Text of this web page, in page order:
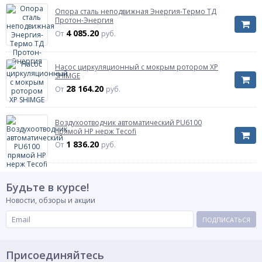
Вид забора воды
Тип конструкции вибрационного насоса по
расположению всасывающего патрубка для
забора жидкости
верхний забор
Мощность
245 ВТ
Номинальный ток
3.7 А
Артикул
Максимальный напор
Максимальный напор
Максимальный напор. Принимается при
околонулевом расходе.
Максимальный расход
Максимальный расход
Максимальный расход. Принимается при
1.6 м3/ч
Опора сталь неподвижная Энергия-Термо ТД
Протон-Энергия
От 4 085.20 руб.
Насос циркуляционный с мокрым ротором XP
SHIMGE
От 28 164.20 руб.
Воздухоотводчик автоматический PU6100
прямой НР нерж Tecofi
От 1 836.20 руб.
Будьте в курсе!
Новости, обзоры и акции
ПОДПИСАТЬСЯ
Присоединяйтесь